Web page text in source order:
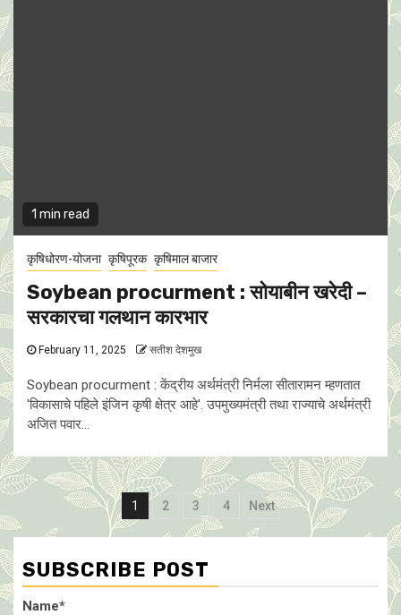
1 min read
कृषिधोरण-योजना कृषिपूरक कृषिमाल बाजार
Soybean procurment : सोयाबीन खरेदी –
सरकारचा गलथान कारभार
February 11, 2025 सतीश देशमुख
Soybean procurment : केंद्रीय अर्थमंत्री निर्मला सीतारामन म्हणतात
'विकासाचे पहिले इंजिन कृषी क्षेत्र आहे'. उपमुख्यमंत्री तथा राज्याचे अर्थमंत्री
अजित पवार...
Posts
pagination
1 2 3 4 Next
SUBSCRIBE POST
Name*